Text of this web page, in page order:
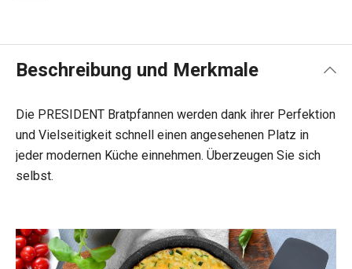
Beschreibung und Merkmale
Die PRESIDENT Bratpfannen werden dank ihrer Perfektion
und Vielseitigkeit schnell einen angesehenen Platz in
jeder modernen Küche einnehmen. Überzeugen Sie sich
selbst.